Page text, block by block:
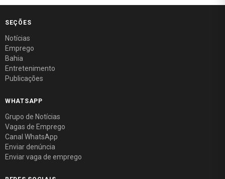
SEÇÕES
Notícias
Emprego
Bahia
Entretenimento
Publicações
WHATSAPP
Grupo de Notícias
Vagas de Emprego
Canal WhatsApp
Enviar denúncia
Enviar vaga de emprego